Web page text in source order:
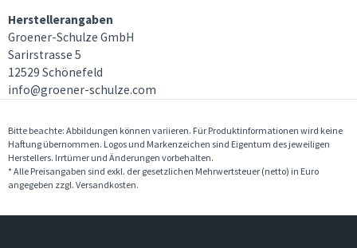
Herstellerangaben
Groener-Schulze GmbH
Sarirstrasse 5
12529 Schönefeld
info@groener-schulze.com
Bitte beachte: Abbildungen können variieren. Für Produktinformationen wird keine
Haftung übernommen. Logos und Markenzeichen sind Eigentum des jeweiligen
Herstellers. Irrtümer und Änderungen vorbehalten.
* Alle Preisangaben sind exkl. der gesetzlichen Mehrwertsteuer (netto) in Euro
angegeben zzgl. Versandkosten.